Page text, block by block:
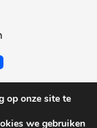
op onze site te
we gebruiken